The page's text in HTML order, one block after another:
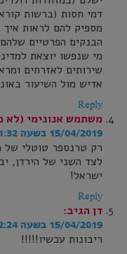
דמי חסות (ברשות
מספיק להם לראות
הבנקים הפרטיים
מי שנפשו יוצאת
שירותים לאזרחים
אדיש מול השיעור
Reply
משתמש אנונימי (לא
15/04/2019 בשעה 21:32
רק טרנספר טוטלי של
לצד השני של הירדן,
ישראל!
Reply
דן הגיב:
15/04/2019 בשעה 22:24
ריבונות עכשיו!!!!!